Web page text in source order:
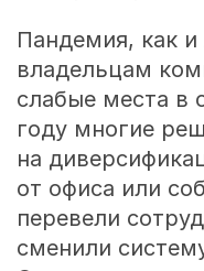
Пандемия, как
владельцам
слабые места в
году многие
на
от офиса или
перевели
сменили